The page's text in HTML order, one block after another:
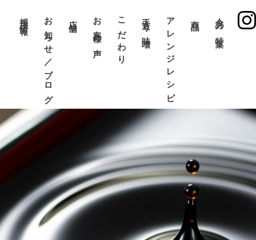
採用情報 お知らせ／ブログ お客様の声 こだわり 手造り味噌 アレンジレシピ 今月の特集